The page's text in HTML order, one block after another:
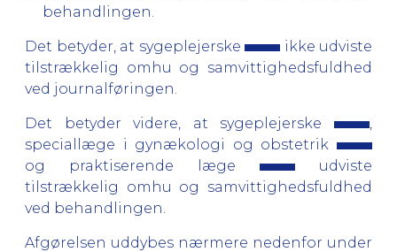
behandlingen.
Det betyder, at sygeplejerske
ikke udviste
tilstrækkelig omhu og samvittighedsfuldhed
ved journalføringen.
Det betyder videre, at sygeplejerske
speciallæge i gynækologi og obstetrik
og praktiserende læge
udviste
tilstrækkelig omhu og samvittighedsfuldhed
ved behandlingen.
Afgørelsen uddybes nærmere nedenfor under